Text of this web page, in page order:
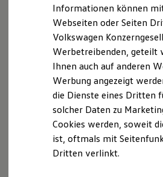
Lifestyle Shop
T-Roc Kollektion
Golf Kollektion
ID. Kollektion
Volkswagen
R-Kollektion
GTI Kollektion
Fußball Drop
we drive football
#wedriveproud
Besitzer und Service
Software Updates
Service und Ersatzteile
Probefahrt vereinbaren
Fahrzeugangebot
Servicetermin buchen
Informationen können
Webseiten oder Seiten
Volkswagen
Werbetreibenden, geteilt
Ihnen auch auf anderen
Werbung angezeigt
die Dienste eines Dritten
solcher Daten zu
Cookies werden, soweit
ist, oftmals mit
Dritten verlinkt.